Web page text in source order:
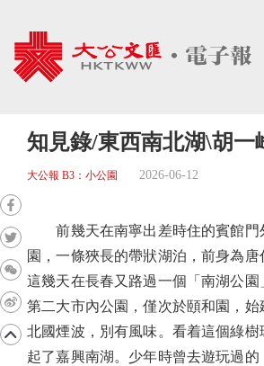
知見錄/東西南北湖\胡一
大公報 B3：小公園 2026-06-12
前幾天在南寧出差時住的賓館門
園，一條狹長的帶狀湖泊，前身為唐
這幾天在長春又路過一個「南湖公園
第二大市內公園，僅次於頤和園，始
北國煙波，別有風味。看着這個綠樹
起了嘉興南湖。少年時曾去遊玩過